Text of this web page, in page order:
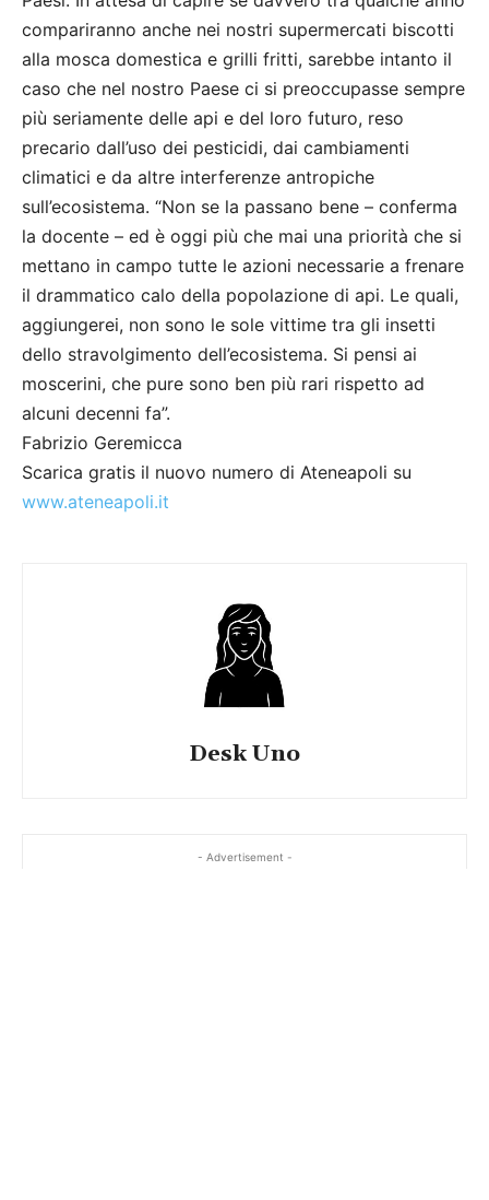
compariranno anche nei nostri supermercati biscotti
alla mosca domestica e grilli fritti, sarebbe intanto il
caso che nel nostro Paese ci si preoccupasse sempre
più seriamente delle api e del loro futuro, reso
precario dall’uso dei pesticidi, dai cambiamenti
climatici e da altre interferenze antropiche
sull’ecosistema. “Non se la passano bene – conferma
la docente – ed è oggi più che mai una priorità che si
mettano in campo tutte le azioni necessarie a frenare
il drammatico calo della popolazione di api. Le quali,
aggiungerei, non sono le sole vittime tra gli insetti
dello stravolgimento dell’ecosistema. Si pensi ai
moscerini, che pure sono ben più rari rispetto ad
alcuni decenni fa”.
Fabrizio Geremicca
Scarica gratis il nuovo numero di Ateneapoli su
www.ateneapoli.it
Desk Uno
- Advertisement -